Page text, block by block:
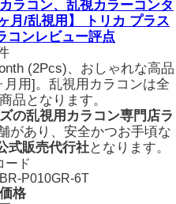
ラコン、乱視カラーコンタ
月/乱視用】 トリカ プラス
コンレビュー評点
(2Pcs)、おしゃれな高品
用]。乱視用カラコンは全
品となります。
の乱視用カラコン専門店ラ
があり、安全かつお手頃な
式販売代行社となります。
ード
P010GR-6T
格